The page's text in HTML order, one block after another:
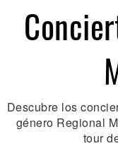
Descubre los
género Regional
tour